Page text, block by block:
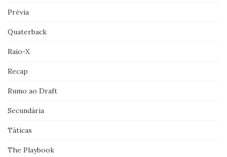
Prévia
Quaterback
Raio-X
Recap
Rumo ao Draft
Secundária
Táticas
The Playbook